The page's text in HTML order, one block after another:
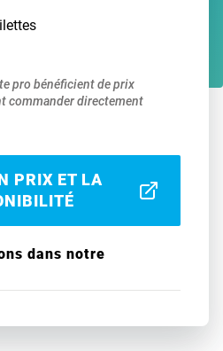
pro bénéficient de prix
commander directement
PRIX ET LA
dans notre